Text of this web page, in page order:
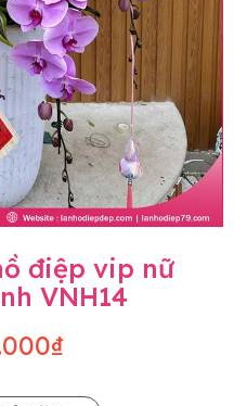
điệp vip nữ
VNH14